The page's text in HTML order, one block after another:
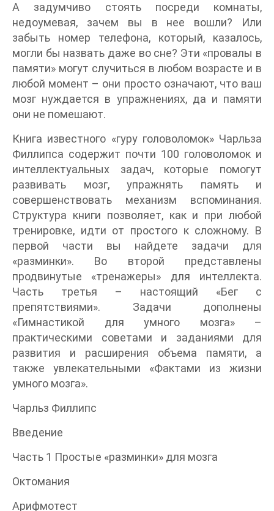
А задумчиво стоять посреди комнаты,
недоумевая, зачем вы в нее вошли? Или
забыть номер телефона, который, казалось,
могли бы назвать даже во сне? Эти «провалы в
памяти» могут случиться в любом возрасте и в
любой момент – они просто означают, что ваш
мозг нуждается в упражнениях, да и памяти
они не помешают.
Книга известного «гуру головоломок» Чарльза
Филлипса содержит почти 100 головоломок и
интеллектуальных задач, которые помогут
развивать мозг, упражнять память и
совершенствовать механизм вспоминания.
Структура книги позволяет, как и при любой
тренировке, идти от простого к сложному. В
первой части вы найдете задачи для
«разминки». Во второй представлены
продвинутые «тренажеры» для интеллекта.
Часть третья – настоящий «Бег с
препятствиями». Задачи дополнены
«Гимнастикой для умного мозга» –
практическими советами и заданиями для
развития и расширения объема памяти, а
также увлекательными «Фактами из жизни
умного мозга».
Чарльз Филлипс
Введение
Часть 1 Простые «разминки» для мозга
Октомания
Арифмотест